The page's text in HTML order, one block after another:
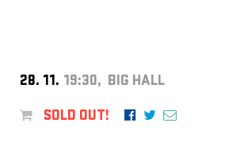
28. 11. 19:30, BIG HALL
SOLD OUT!